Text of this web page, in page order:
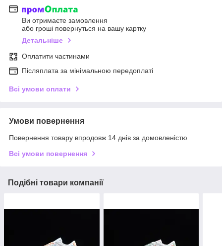
Ви отримаєте замовлення
або гроші повернуться на вашу картку
Детальніше
Оплатити частинами
Післяплата за мінімальною передоплаті
Всі умови оплати
Умови повернення
Повернення товару впродовж 14 днів за домовленістю
Всі умови повернення
Подібні товари компанії